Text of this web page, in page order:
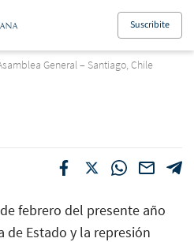
Suscribite
General – Santiago, Chile
febrero del presente año
de Estado y la represión